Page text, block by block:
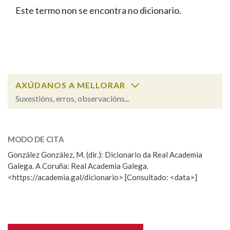
FIGURAS HOMENAXEADAS
PORTAL DAS PALABRAS
Facebook
TwitterYoutubeInstagram
Bluesky
BUSCAR NOS LEMAS
Remata por
BUSCAR NO CONTIDO
Nas definicións
Este termo non se encontra no dicionario.
AXÚDANOS A MELLORAR
Suxestións, erros, observacións...
Observación
Nome
MODO DE CITA
González González, M. (dir.): Dicionario da Real Academia
Galega. A Coruña: Real Academia Galega.
<https://academia.gal/dicionario> [Consultado: <data>]